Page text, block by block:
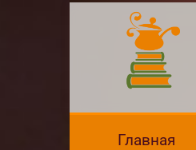
Главная